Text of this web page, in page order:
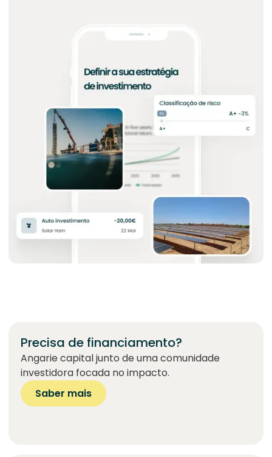
Precisa de financiamento?
Angarie capital junto de uma comunidade
investidora focada no impacto.
Saber mais